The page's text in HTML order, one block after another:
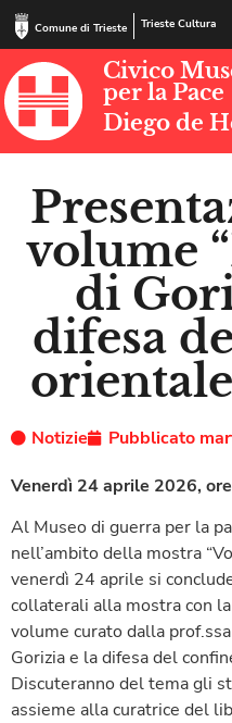
Comune di Trieste Trieste Cultura
Civico
per la Pace
Diego de
volume
di
difesa
Notizie Pubblicato
Venerdì 24 aprile 2026,
Al Museo di guerra per la
nell’ambito della mostra
venerdì 24 aprile si
collaterali alla mostra con
volume curato dalla
Gorizia e la difesa del
Discuteranno del tema gli
assieme alla curatrice del